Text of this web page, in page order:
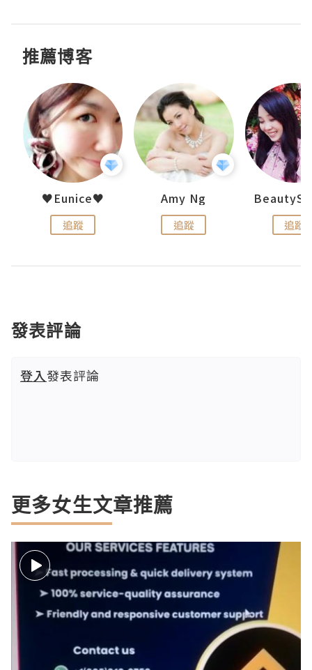
推薦博客
♥Eunice♥
追蹤
Amy Ng
追蹤 追蹤
發表評論
登入發表評論
更多女生文章推薦